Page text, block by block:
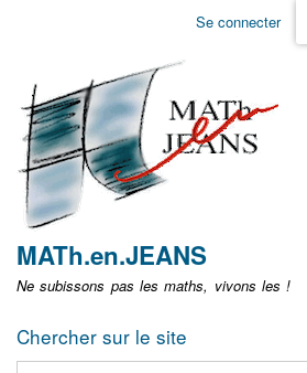
Aller
non
identifié
Se connecter
MATh.en.JEANS
Ne subissons pas les maths, vivons les !
Chercher sur le site